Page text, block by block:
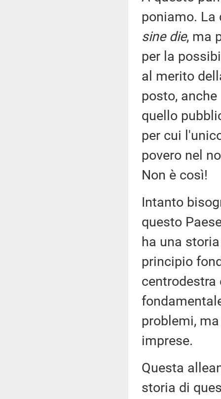
poniamo. La
sine die, ma
per la
al merito
posto,
quello
per cui
povero nel
Non è così!
Intanto
questo
ha una
principio
centrodestra
problemi,
imprese.
Questa
storia di